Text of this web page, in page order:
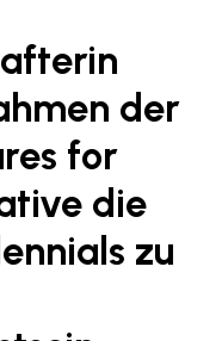
der
for
die
zu